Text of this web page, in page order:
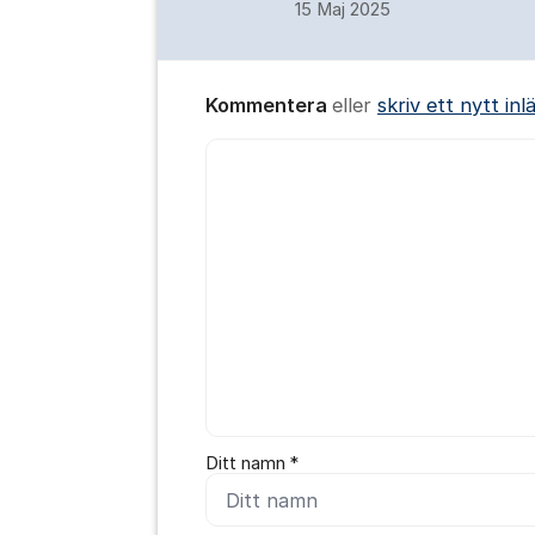
15 Maj 2025
Kommentera eller skriv ett nytt
Ditt namn *